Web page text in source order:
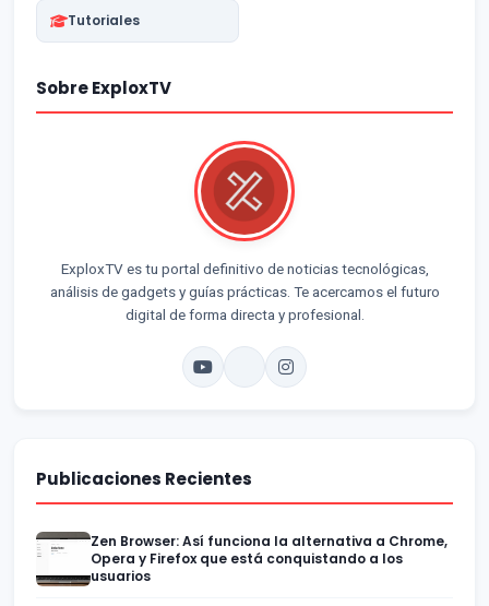
Tutoriales
Sobre ExploxTV
ExploxTV es tu portal definitivo de noticias tecnológicas,
análisis de gadgets y guías prácticas. Te acercamos el futuro
digital de forma directa y profesional.
Publicaciones Recientes
Zen Browser: Así funciona la alternativa a Chrome,
Opera y Firefox que está conquistando a los
usuarios